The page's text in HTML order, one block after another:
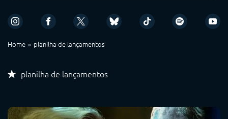
Home planilha de lançamentos
planilha de lançamentos